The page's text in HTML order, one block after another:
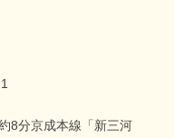
8分京成本線「新三河